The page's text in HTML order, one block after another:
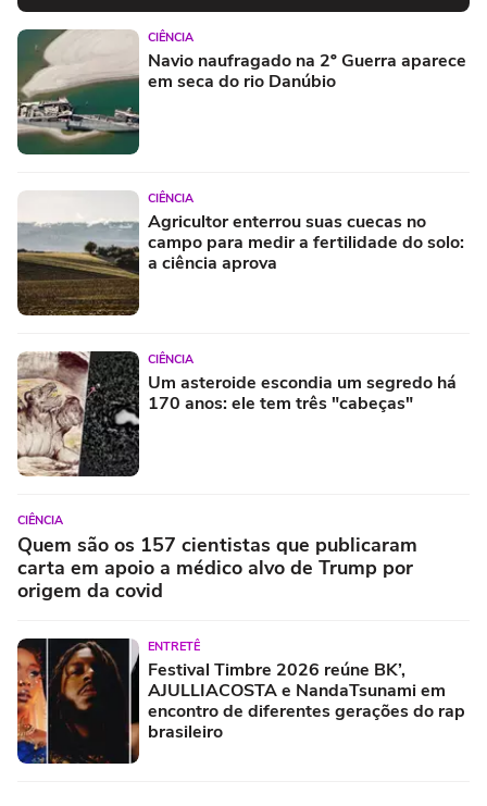
CIÊNCIA
Navio naufragado na 2º Guerra aparece
em seca do rio Danúbio
CIÊNCIA
Agricultor enterrou suas cuecas no
campo para medir a fertilidade do solo:
a ciência aprova
CIÊNCIA
Um asteroide escondia um segredo há
170 anos: ele tem três "cabeças"
CIÊNCIA
Quem são os 157 cientistas que publicaram
carta em apoio a médico alvo de Trump por
origem da covid
ENTRETÊ
Festival Timbre 2026 reúne BK’,
AJULLIACOSTA e NandaTsunami em
encontro de diferentes gerações do rap
brasileiro